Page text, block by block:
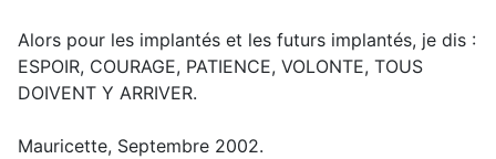
Alors pour les implantés et les futurs implantés, je dis :
ESPOIR, COURAGE, PATIENCE, VOLONTE, TOUS
DOIVENT Y ARRIVER.
Mauricette, Septembre 2002.